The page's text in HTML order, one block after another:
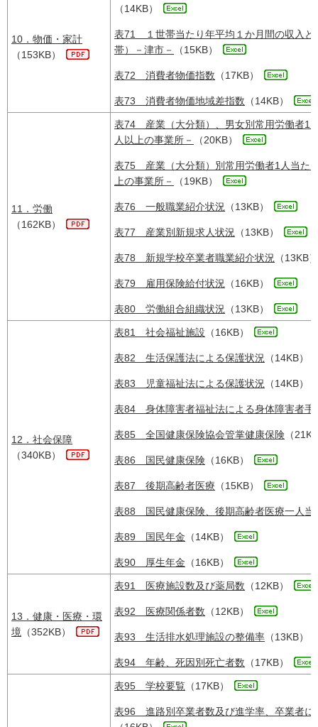
10．物価・家計
（153KB）
（14KB）
表71 １世帯当たり年平均１か月間の収入と
帯）－津市－
（15KB）
表72 消費者物価指数 （17KB）
表73 消費者物価地域差指数 （14KB）
11．労働
（162KB）
表74 産業（大分類）、男女別常用労働者1
人以上の事業所－
（20KB）
表75 産業（大分類）別常用労働者1人当た
上の事業所－
（19KB）
表76 一般職業紹介状況 （13KB）
表77 産業別新規求人状況 （13KB）
表78 新規学校卒業者職業紹介状況 （13KB）
表79 雇用保険給付状況 （16KB）
表80 労働組合組織状況 （13KB）
12．社会保障
（340KB）
表81 社会福祉施設 （16KB）
表82 生活保護法による保護状況 （14KB）
表83 児童福祉法による保護状況 （14KB）
表84 身体障害者福祉法による身体障害者手
表85 全国健康保険協会管掌健康保険 （
表86 国民健康保険 （16KB）
表87 後期高齢者医療 （15KB）
表88 国民健康保険、後期高齢者医療一人当
表89 国民年金 （14KB）
表90 厚生年金 （16KB）
13．健康・医療・環
境 （352KB）
表91 医療施設数及び薬局数 （12KB）
表92 医療関係者数 （12KB）
表93 生活排水処理施設の整備率 （13KB）
表94 年齢、死因別死亡者数 （17KB）
表95 学校要覧 （17KB）
表96 進路別卒業者数及び進学率、卒業者に